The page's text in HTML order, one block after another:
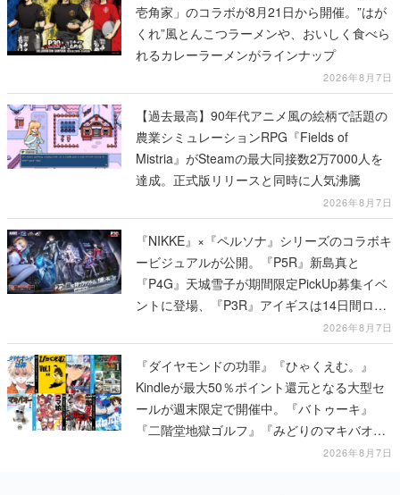
壱角家」のコラボが8月21日から開催。”はが
くれ”風とんこつラーメンや、おいしく食べら
れるカレーラーメンがラインナップ
2026年8月7日
【過去最高】90年代アニメ風の絵柄で話題の
農業シミュレーションRPG『Fields of
Mistria』がSteamの最大同接数2万7000人を
達成。正式版リリースと同時に人気沸騰
2026年8月7日
『NIKKE』×『ペルソナ』シリーズのコラボキ
ービジュアルが公開。『P5R』新島真と
『P4G』天城雪子が期間限定PickUp募集イベ
ントに登場、『P3R』アイギスは14日間ログ
インイベント、コラボイベントのクリアで獲
得可能
2026年8月7日
『ダイヤモンドの功罪』『ひゃくえむ。』
Kindleが最大50％ポイント還元となる大型セ
ールが週末限定で開催中。『バトゥーキ』
『二階堂地獄ゴルフ』『みどりのマキバオ
ー』『頭文字Ｄ 超合本版』など対象2026年8月7日